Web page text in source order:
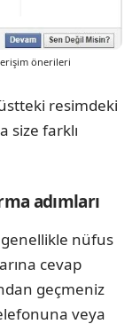
önerileri
resimdeki
size farklı
adımları
nüfus
cevap
geçmeniz
veya